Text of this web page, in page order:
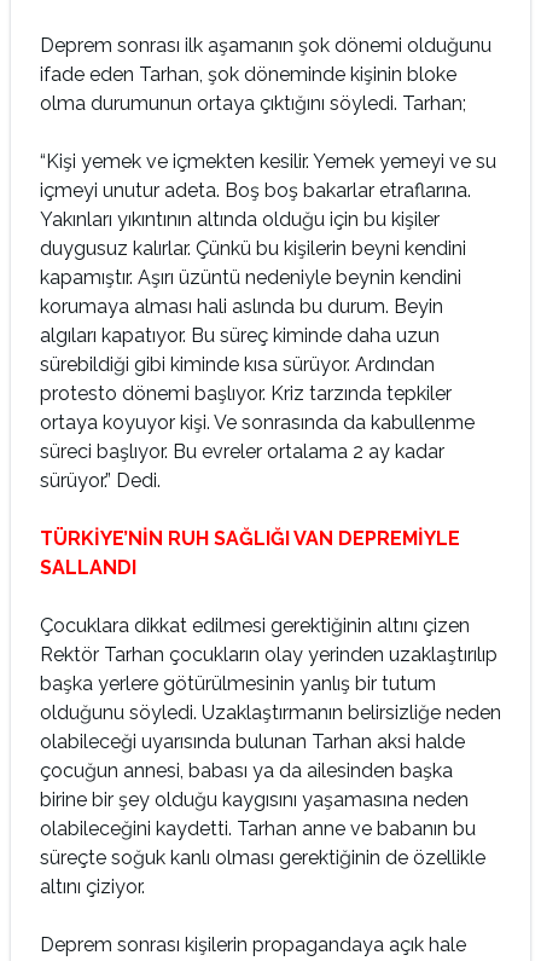
Deprem sonrası ilk aşamanın şok dönemi olduğunu
ifade eden Tarhan, şok döneminde kişinin bloke
olma durumunun ortaya çıktığını söyledi. Tarhan;
“Kişi yemek ve içmekten kesilir. Yemek yemeyi ve su
içmeyi unutur adeta. Boş boş bakarlar etraflarına.
Yakınları yıkıntının altında olduğu için bu kişiler
duygusuz kalırlar. Çünkü bu kişilerin beyni kendini
kapamıştır. Aşırı üzüntü nedeniyle beynin kendini
korumaya alması hali aslında bu durum. Beyin
algıları kapatıyor. Bu süreç kiminde daha uzun
sürebildiği gibi kiminde kısa sürüyor. Ardından
protesto dönemi başlıyor. Kriz tarzında tepkiler
ortaya koyuyor kişi. Ve sonrasında da kabullenme
süreci başlıyor. Bu evreler ortalama 2 ay kadar
sürüyor.” Dedi.
TÜRKİYE’NİN RUH SAĞLIĞI VAN DEPREMİYLE
SALLANDI
Çocuklara dikkat edilmesi gerektiğinin altını çizen
Rektör Tarhan çocukların olay yerinden uzaklaştırılıp
başka yerlere götürülmesinin yanlış bir tutum
olduğunu söyledi. Uzaklaştırmanın belirsizliğe neden
olabileceği uyarısında bulunan Tarhan aksi halde
çocuğun annesi, babası ya da ailesinden başka
birine bir şey olduğu kaygısını yaşamasına neden
olabileceğini kaydetti. Tarhan anne ve babanın bu
süreçte soğuk kanlı olması gerektiğinin de özellikle
altını çiziyor.
Deprem sonrası kişilerin propagandaya açık hale